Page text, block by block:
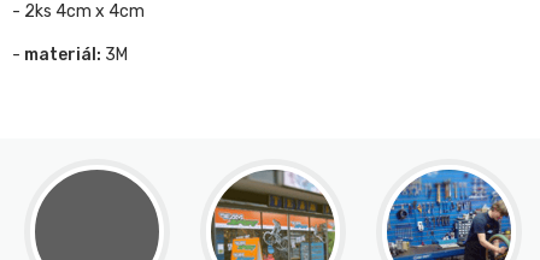
- 2ks 4cm x 4cm
- materiál: 3M